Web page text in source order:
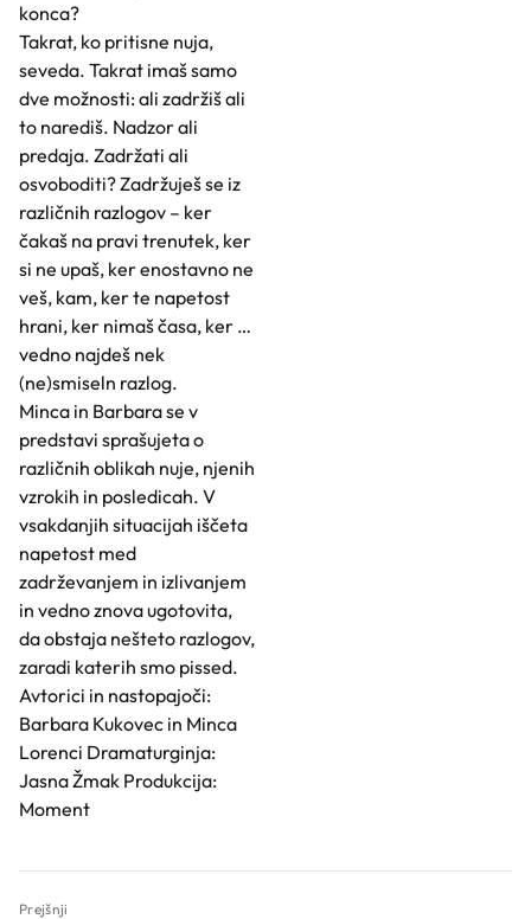
konca?
Takrat, ko pritisne nuja,
seveda. Takrat imaš samo
dve možnosti: ali zadržiš ali
to narediš. Nadzor ali
predaja. Zadržati ali
osvoboditi? Zadržuješ se iz
različnih razlogov – ker
čakaš na pravi trenutek, ker
si ne upaš, ker enostavno ne
veš, kam, ker te napetost
hrani, ker nimaš časa, ker …
vedno najdeš nek
(ne)smiseln razlog.
Minca in Barbara se v
predstavi sprašujeta o
različnih oblikah nuje, njenih
vzrokih in posledicah. V
vsakdanjih situacijah iščeta
napetost med
zadrževanjem in izlivanjem
in vedno znova ugotovita,
da obstaja nešteto razlogov,
zaradi katerih smo pissed.
Avtorici in nastopajoči:
Barbara Kukovec in Minca
Lorenci Dramaturginja:
Jasna Žmak Produkcija:
Moment
Prejšnji